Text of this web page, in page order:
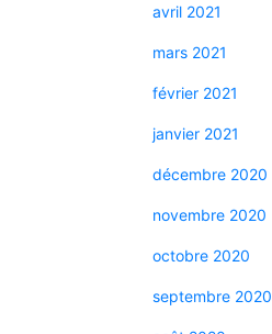
avril 2021
mars 2021
février 2021
janvier 2021
décembre 2020
novembre 2020
octobre 2020
septembre 2020